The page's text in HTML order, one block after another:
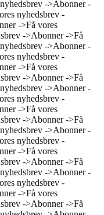
->Abonner -
nyhedsbrev -
->Få vores
->Abonner ->Få
->Abonner -
nyhedsbrev -
->Få vores
->Abonner ->Få
->Abonner -
nyhedsbrev -
->Få vores
->Abonner ->Få
->Abonner -
nyhedsbrev -
->Få vores
->Abonner ->Få
->Abonner -
nyhedsbrev -
->Få vores
->Abonner ->Få